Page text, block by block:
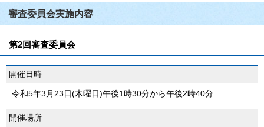
審査委員会実施内容
第2回審査委員会
開催日時
令和5年3月23日(木曜日)午後1時30分から午後2時40分
開催場所